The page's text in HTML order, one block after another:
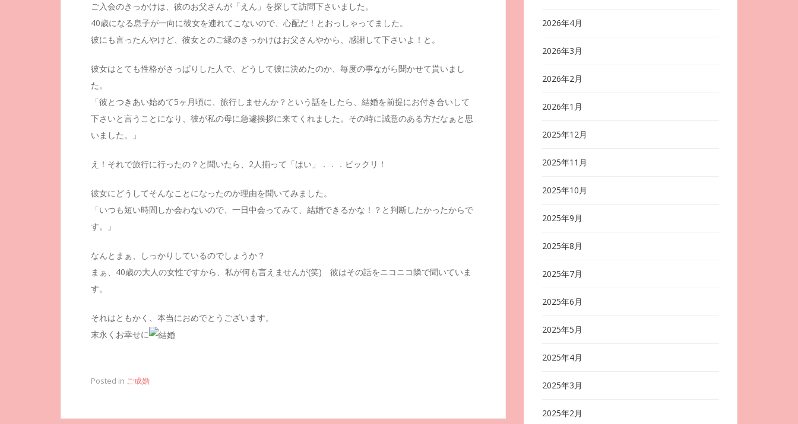
ご入会のきっかけは、彼のお父さんが「えん」を探して訪問下さいました。
40歳になる息子が一向に彼女を連れてこないので、心配だ！とおっしゃってました。
彼にも言ったんやけど、彼女とのご縁のきっかけはお父さんやから、感謝して下さいよ！と。
彼女はとても性格がさっぱりした人で、どうして彼に決めたのか、毎度の事ながら聞かせて貰いまし
た。
「彼とつきあい始めて5ヶ月頃に、旅行しませんか？という話をしたら、結婚を前提にお付き合いして
下さいと言うことになり、彼が私の母に急遽挨拶に来てくれました。その時に誠意のある方だなぁと思
いました。」
え！それで旅行に行ったの？と聞いたら、2人揃って「はい」．．．ビックリ！
彼女にどうしてそんなことになったのか理由を聞いてみました。
「いつも短い時間しか会わないので、一日中会ってみて、結婚できるかな！？と判断したかったからで
す。」
なんとまぁ、しっかりしているのでしょうか？
まぁ、40歳の大人の女性ですから、私が何も言えませんが(笑) 彼はその話をニコニコ隣で聞いていま
す。
それはともかく、本当におめでとうございます。
末永くお幸せに
Posted in ご成婚
2026年4月
2026年3月
2026年2月
2026年1月
2025年12月
2025年11月
2025年10月
2025年9月
2025年8月
2025年7月
2025年6月
2025年5月
2025年4月
2025年3月
2025年2月